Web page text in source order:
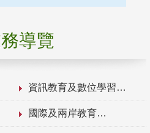
導覽
資訊教育及數位學習
國際及兩岸教育